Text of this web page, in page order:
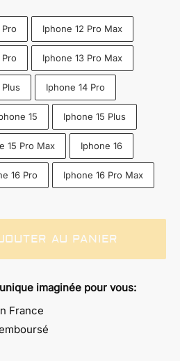
Pro Iphone 12 Pro Max
Pro Iphone 13 Pro Max
Plus Iphone 14 Pro
15 Iphone 15 Plus
15 Pro Max Iphone 16
16 Pro Iphone 16 Pro Max
AU PANIER
imaginée pour vous:
France